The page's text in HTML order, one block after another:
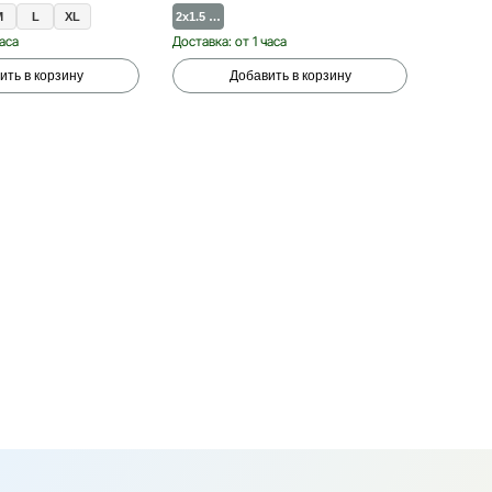
L XL
в корзину
2x1.5 …
Доставка: от 1 часа
Добавить в корзину